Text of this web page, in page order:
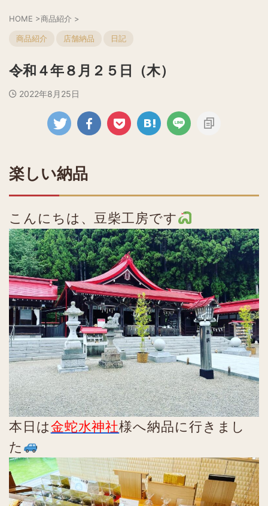
HOME >商品紹介 >
商品紹介 店舗納品 日記
令和４年８月２５日（木）
2022年8月25日
楽しい納品
こんにちは、豆柴工房です
本日は金蛇水神社様へ納品に行きまし
た